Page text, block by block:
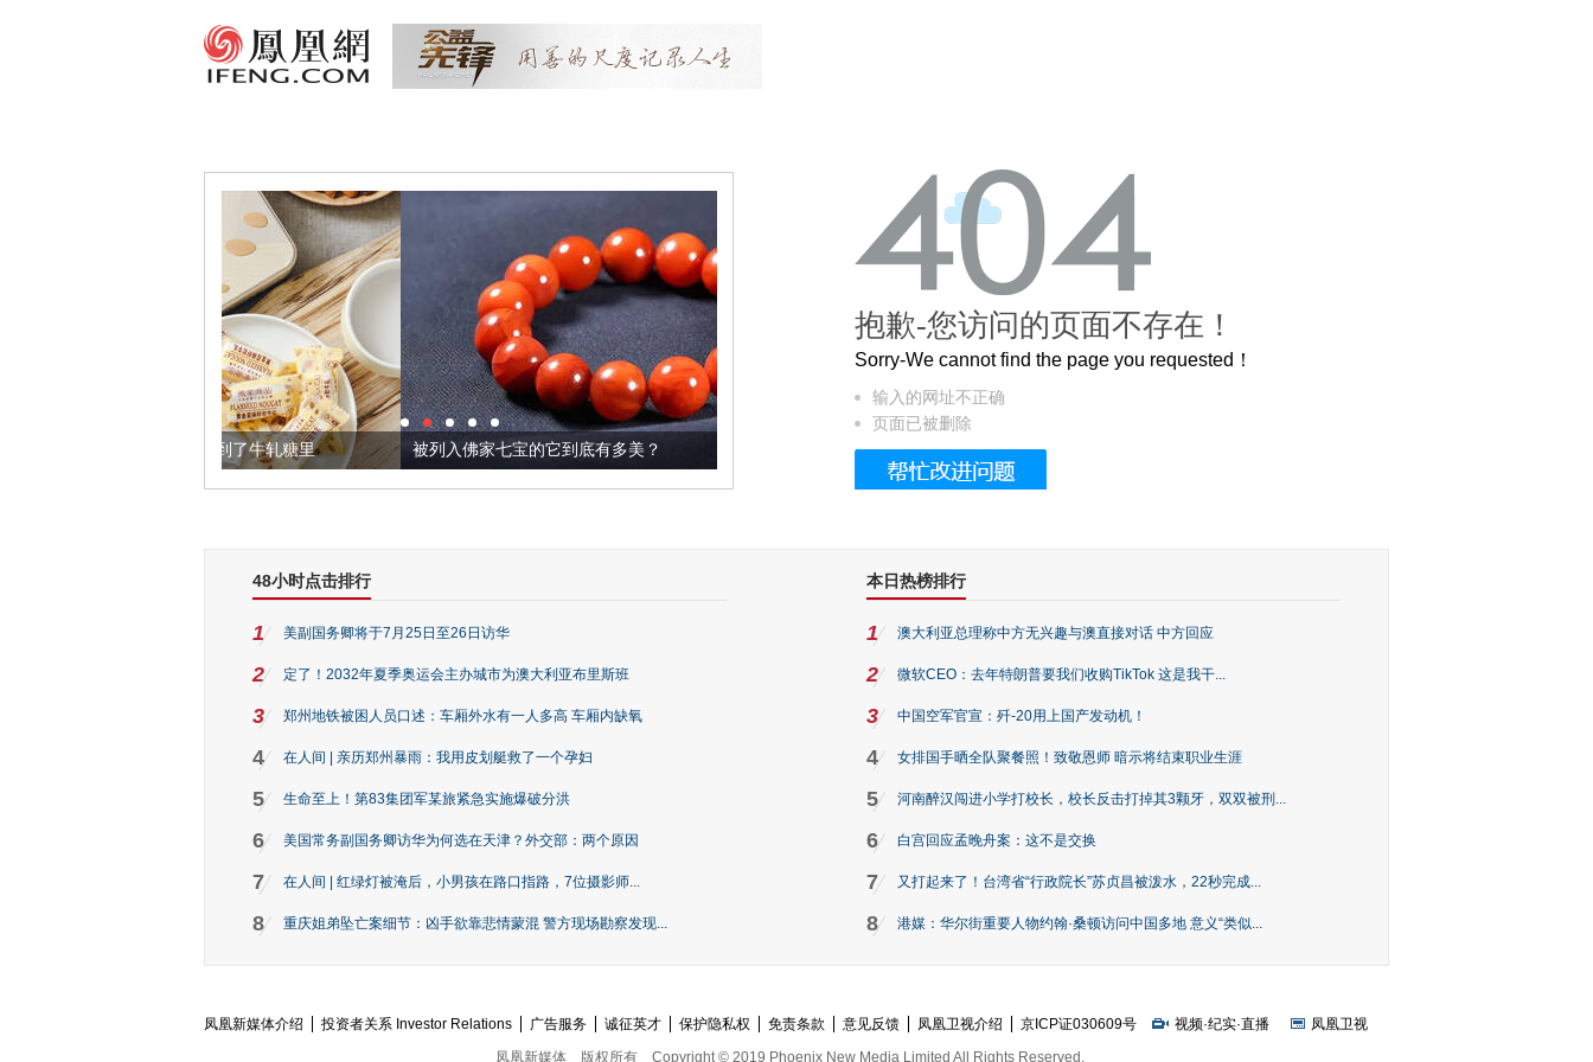
被列入佛家七宝的它到底有多美？ 这个3.2米的长卷，还原了600岁的紫禁城
抱歉-您访问的页面不存在！
Sorry-We cannot find the page you requested！
输入的网址不正确
页面已被删除
48小时点击排行
1 美副国务卿将于7月25日至26日访华
2 定了！2032年夏季奥运会主办城市为澳大利亚布里斯班
3 郑州地铁被困人员口述：车厢外水有一人多高 车厢内缺氧
4 在人间 | 亲历郑州暴雨：我用皮划艇救了一个孕妇
5 生命至上！第83集团军某旅紧急实施爆破分洪
6 美国常务副国务卿访华为何选在天津？外交部：两个原因
7 在人间 | 红绿灯被淹后，小男孩在路口指路，7位摄影师...
8 重庆姐弟坠亡案细节：凶手欲靠悲情蒙混 警方现场勘察发现...
本日热榜排行
1 澳大利亚总理称中方无兴趣与澳直接对话 中方回应
2 微软CEO：去年特朗普要我们收购TikTok 这是我干...
3 中国空军官宣：歼-20用上国产发动机！
4 女排国手晒全队聚餐照！致敬恩师 暗示将结束职业生涯
5 河南醉汉闯进小学打校长，校长反击打掉其3颗牙，双双被刑...
6 白宫回应孟晚舟案：这不是交换
7 又打起来了！台湾省“行政院长”苏贞昌被泼水，22秒完成...
8 港媒：华尔街重要人物约翰·桑顿访问中国多地 意义“类似...
凤凰新媒体介绍 投资者关系 Investor Relations 广告服务 诚征英才 保护隐私权 免责条款 意见反馈 凤凰卫视介绍 京ICP证030609号 视频·纪实·直播
凤凰卫视
凤凰新媒体
版权所有 Copyright © 2019 Phoenix New Media Limited All Rights Reserved.